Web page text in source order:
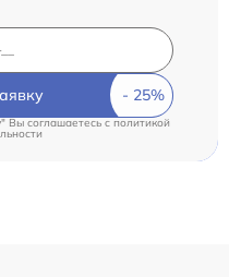
Вы соглашаетесь cполитикой